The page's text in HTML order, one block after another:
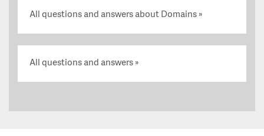
All questions and answers about Domains
All questions and answers